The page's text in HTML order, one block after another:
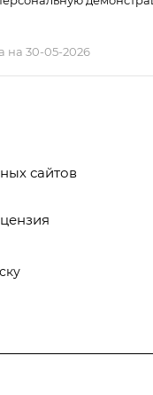
на 30-05-2026
сайтов